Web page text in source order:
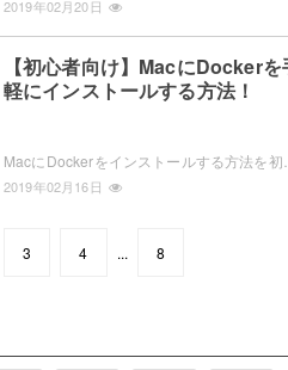
2019年02月20日
【初心者向け】MacにDockerを
軽にインストールする方法！
2019年02月16日
3 4 ... 8